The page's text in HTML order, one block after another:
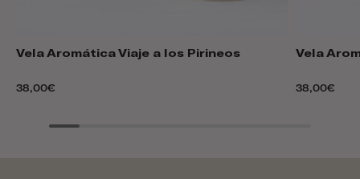
Vela Aromática Viaje a los Pirineos
38,00€
Vela
38,00€